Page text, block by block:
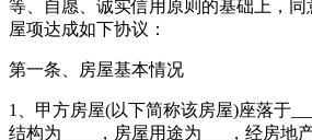
等、自愿、诚实信用原则的基础上，
屋项达成如下协议：
第一条、房屋基本情况
1、甲方房屋(以下简称该房屋)座落于
结构为____，房屋用途为___，经房地